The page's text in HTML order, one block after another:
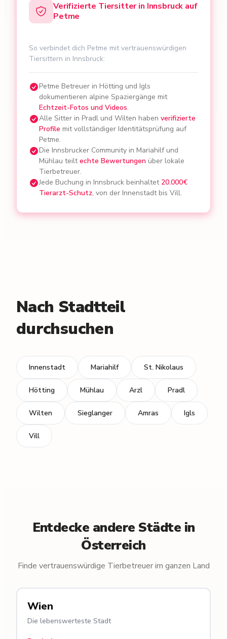
Verifizierte Tiersitter in Innsbruck auf
Petme
So verbindet dich Petme mit vertrauenswürdigen
Tiersittern in Innsbruck:
Petme Betreuer in Hötting und Igls
dokumentieren alpine Spaziergänge mit
Echtzeit-Fotos und Videos.
Alle Sitter in Pradl und Wilten haben verifizierte
Profile mit vollständiger Identitätsprüfung auf
Petme.
Die Innsbrucker Community in Mariahilf und
Mühlau teiltechte Bewertungen über lokale
Tierbetreuer.
Jede Buchung in Innsbruck beinhaltet 20.000€
Tierarzt-Schutz, von der Innenstadt bis Vill.
Nach Stadtteil
durchsuchen
Innenstadt Mariahilf St. Nikolaus
Hötting Mühlau Arzl Pradl
Wilten Sieglanger Amras Igls
Vill
Entdecke andere Städte in
Österreich
Finde vertrauenswürdige Tierbetreuer im ganzen Land
Wien
Die lebenswerteste Stadt